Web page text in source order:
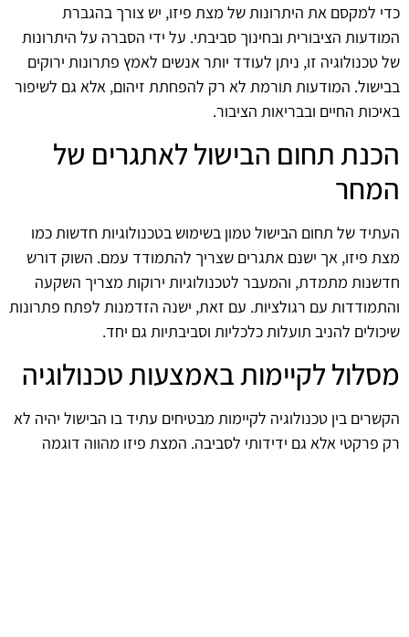
כדי למקסם את היתרונות של מצת פיזו, יש צורך בהגברת
המודעות הציבורית ובחינוך סביבתי. על ידי הסברה על היתרונות
של טכנולוגיה זו, ניתן לעודד יותר אנשים לאמץ פתרונות ירוקים
בבישול. המודעות תורמת לא רק להפחתת זיהום, אלא גם לשיפור
באיכות החיים ובבריאות הציבור.
הכנת תחום הבישול לאתגרים של
המחר
העתיד של תחום הבישול טמון בשימוש בטכנולוגיות חדשות כמו
מצת פיזו, אך ישנם אתגרים שצריך להתמודד עמם. השוק דורש
חדשנות מתמדת, והמעבר לטכנולוגיות ירוקות מצריך השקעה
והתמודדות עם רגולציות. עם זאת, ישנה הזדמנות לפתח פתרונות
שיכולים להניב תועלות כלכליות וסביבתיות גם יחד.
מסלול לקיימות באמצעות טכנולוגיה
הקשרים בין טכנולוגיה לקיימות מבטיחים עתיד בו הבישול יהיה לא
רק פרקטי אלא גם ידידותי לסביבה. המצת פיזו מהווה דוגמה